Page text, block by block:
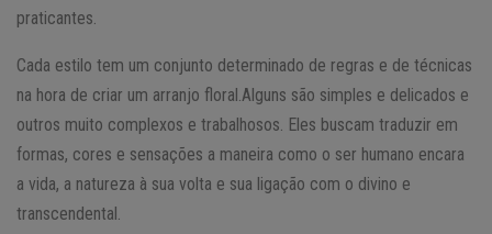
praticantes.
Cada estilo tem um conjunto determinado de regras e de técnicas
na hora de criar um arranjo floral.Alguns são simples e delicados e
outros muito complexos e trabalhosos. Eles buscam traduzir em
formas, cores e sensações a maneira como o ser humano encara
a vida, a natureza à sua volta e sua ligação com o divino e
transcendental.